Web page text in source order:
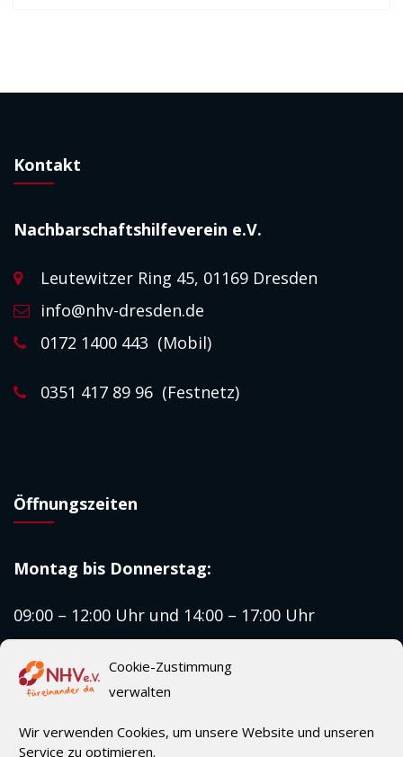
Cookie-Zustimmung
verwalten
Wir verwenden Cookies, um unsere Website und unseren
Service zu optimieren.
Kontakt
Nachbarschaftshilfeverein e.V.
Leutewitzer Ring 45, 01169 Dresden
info@nhv-dresden.de
0172 1400 443 (Mobil)
0351 417 89 96 (Festnetz)
Öffnungszeiten
Montag bis Donnerstag:
09:00 – 12:00 Uhr und 14:00 – 17:00 Uhr
Freitag: